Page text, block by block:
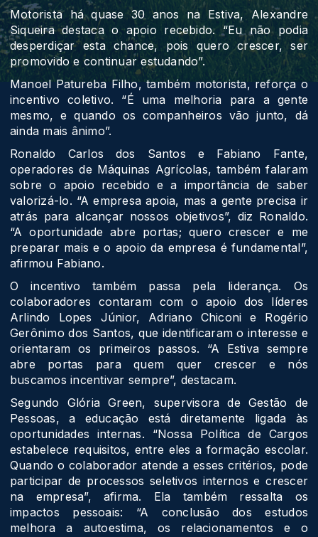
Motorista há quase 30 anos na Estiva, Alexandre
Siqueira destaca o apoio recebido. “Eu não podia
desperdiçar esta chance, pois quero crescer, ser
promovido e continuar estudando”.
Manoel Patureba Filho, também motorista, reforça o
incentivo coletivo. “É uma melhoria para a gente
mesmo, e quando os companheiros vão junto, dá
ainda mais ânimo”.
Ronaldo Carlos dos Santos e Fabiano Fante,
operadores de Máquinas Agrícolas, também falaram
sobre o apoio recebido e a importância de saber
valorizá-lo. “A empresa apoia, mas a gente precisa ir
atrás para alcançar nossos objetivos”, diz Ronaldo.
“A oportunidade abre portas; quero crescer e me
preparar mais e o apoio da empresa é fundamental”,
afirmou Fabiano.
O incentivo também passa pela liderança. Os
colaboradores contaram com o apoio dos líderes
Arlindo Lopes Júnior, Adriano Chiconi e Rogério
Gerônimo dos Santos, que identificaram o interesse e
orientaram os primeiros passos. “A Estiva sempre
abre portas para quem quer crescer e nós
buscamos incentivar sempre”, destacam.
Segundo Glória Green, supervisora de Gestão de
Pessoas, a educação está diretamente ligada às
oportunidades internas. “Nossa Política de Cargos
estabelece requisitos, entre eles a formação escolar.
Quando o colaborador atende a esses critérios, pode
participar de processos seletivos internos e crescer
na empresa”, afirma. Ela também ressalta os
impactos pessoais: “A conclusão dos estudos
melhora a autoestima, os relacionamentos e o